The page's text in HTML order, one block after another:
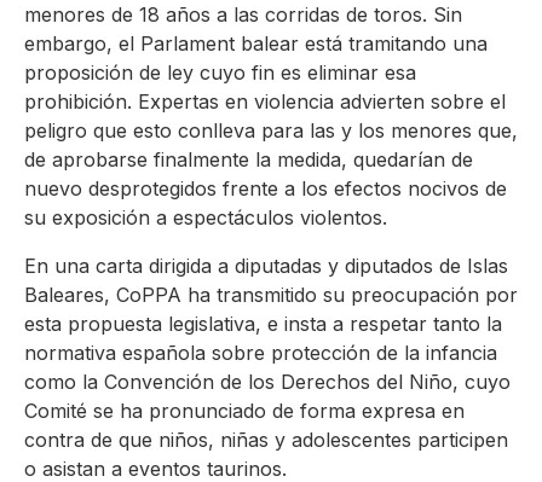
menores de 18 años a las corridas de toros. Sin
embargo, el Parlament balear está tramitando una
proposición de ley cuyo fin es eliminar esa
prohibición. Expertas en violencia advierten sobre el
peligro que esto conlleva para las y los menores que,
de aprobarse finalmente la medida, quedarían de
nuevo desprotegidos frente a los efectos nocivos de
su exposición a espectáculos violentos.
En una carta dirigida a diputadas y diputados de Islas
Baleares, CoPPA ha transmitido su preocupación por
esta propuesta legislativa, e insta a respetar tanto la
normativa española sobre protección de la infancia
como la Convención de los Derechos del Niño, cuyo
Comité se ha pronunciado de forma expresa en
contra de que niños, niñas y adolescentes participen
o asistan a eventos taurinos.